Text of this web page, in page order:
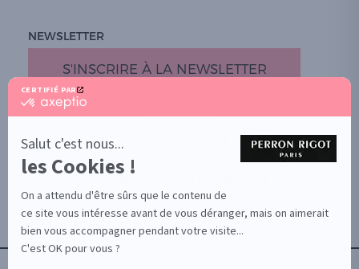
CERTIFIÉ PAR
certifié
En
savoir
plus
sur
Axeptio
Salut c'est nous...
les Cookies !
On a attendu d'être sûrs que le contenu de
ce site vous intéresse avant de vous déranger, mais on aimerait
bien vous accompagner pendant votre visite...
C'est OK pour vous ?
NEWSLETTER
S'INSCRIRE À LA NEWSLETTER
BOUTIQUE PARTICULIERS
AIDE / FAQ
CONTACT
CGU/CGV